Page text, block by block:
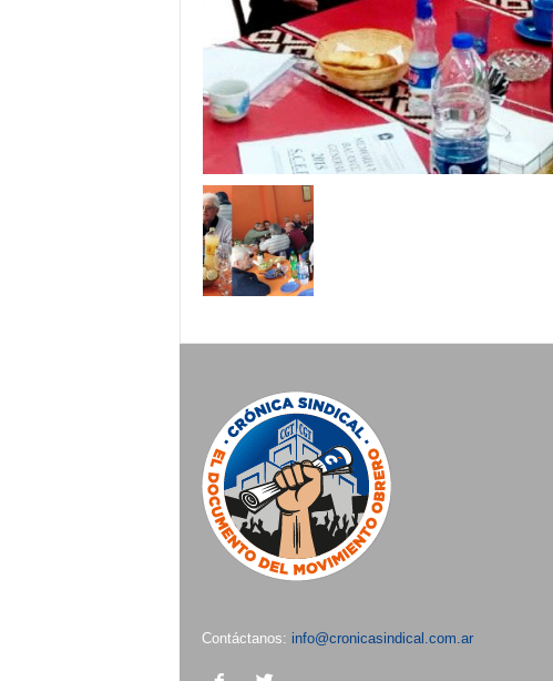
Contáctanos: info@cronicasindical.com.ar